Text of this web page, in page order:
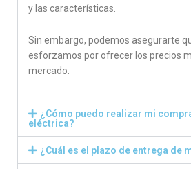
y las características.
Sin embargo, podemos asegurarte
esforzamos por ofrecer los precios
mercado.
¿Cómo puedo realizar mi
eléctrica?
¿Cuál es el plazo de entrega de